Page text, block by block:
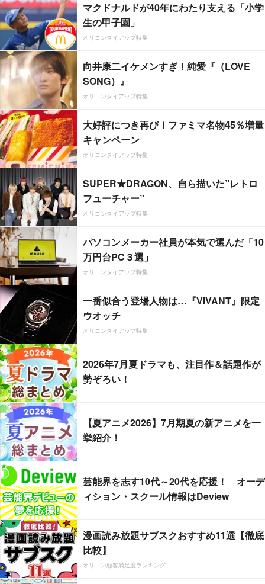
マクドナルドが40年にわたり支える「小学
生の甲子園」
オリコンタイアップ特集
向井康二イケメンすぎ！純愛『（LOVE
SONG）』
オリコンタイアップ特集
大好評につき再び！ファミマ名物45％増量
キャンペーン
オリコンタイアップ特集
SUPER★DRAGON、自ら描いた”レトロ
フューチャー”
オリコンタイアップ特集
パソコンメーカー社員が本気で選んだ「10
万円台PC３選」
オリコンタイアップ特集
一番似合う登場人物は…『VIVANT』限定
ウオッチ
オリコンタイアップ特集
2026年7月夏ドラマも、注目作＆話題作が
勢ぞろい！
【夏アニメ2026】7月期夏の新アニメを一
挙紹介！
芸能界を志す10代～20代を応援！ オーデ
ィション・スクール情報はDeview
漫画読み放題サブスクおすすめ11選【徹底
比較】
オリコン顧客満足度ランキング